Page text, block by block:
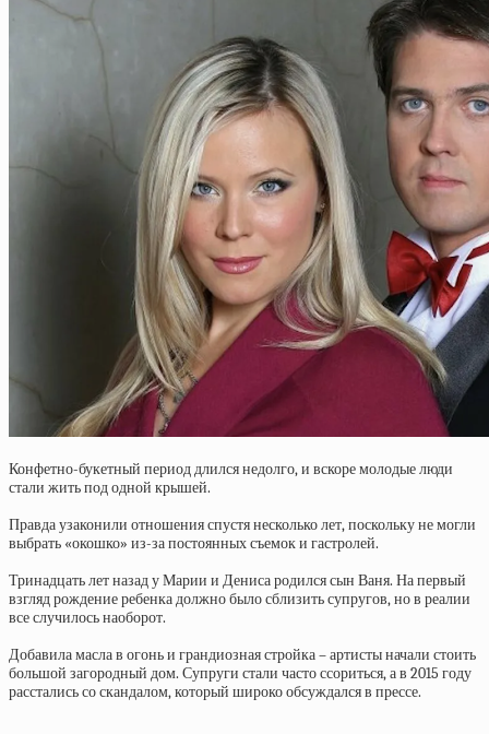
Конфетно-букетный период длился недолго, и вскоре молодые люди
стали жить под одной крышей.
Правда узаконили отношения спустя несколько лет, поскольку не могли
выбрать «окошко» из-за постоянных съемок и гастролей.
Тринадцать лет назад у Марии и Дениса родился сын Ваня. На первый
взгляд рождение ребенка должно было сблизить супругов, но в реалии
все случилось наоборот.
Добавила масла в огонь и грандиозная стройка – артисты начали стоить
большой загородный дом. Супруги стали часто ссориться, а в 2015 году
расстались со скандалом, который широко обсуждался в прессе.